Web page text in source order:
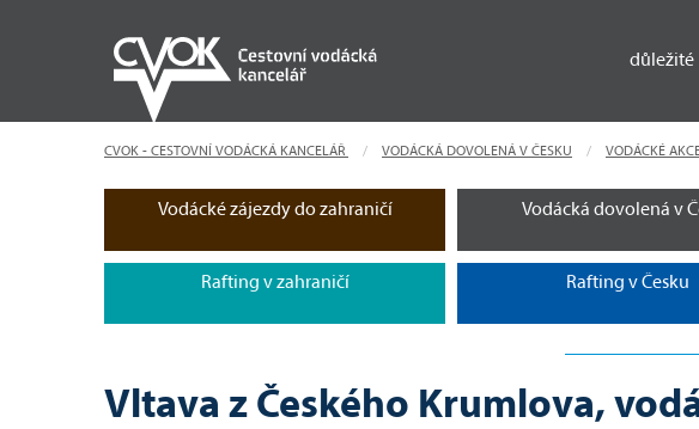
důležité
CVOK - CESTOVNÍ VODÁCKÁ KANCELÁŘ VODÁCKÁ DOVOLENÁ V ČESKU VODÁCKÉ
Vodácké zájezdy do zahraničí Vodácká dovolená v
Rafting v zahraničí Rafting v Česku
Vltava z Českého Krumlova,